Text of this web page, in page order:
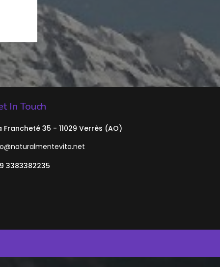
In Touch
Francheté 35 - 11029 Verrès (AO)
3383382235